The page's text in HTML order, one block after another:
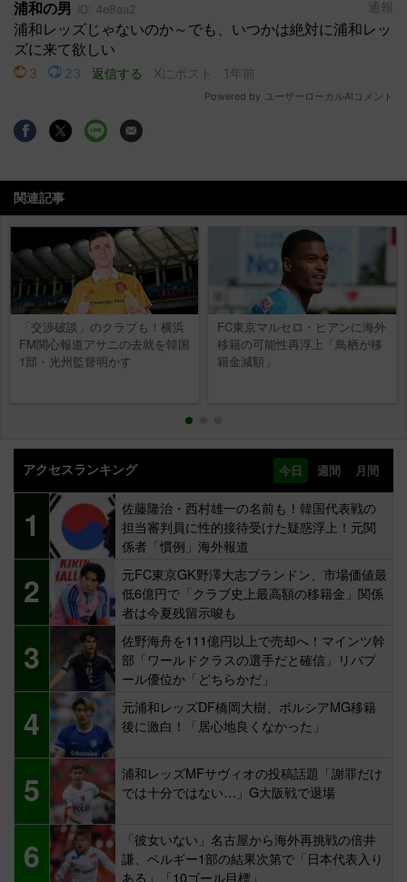
関連記事
「交渉破談」のクラブも！横浜
FM関心報道アサニの去就を韓国
1部・光州監督明かす
FC東京マルセロ・ヒアンに海外
移籍の可能性再浮上「鳥栖が移
籍金減額」
アクセスランキング 今日 週間 月間
1
佐藤隆治・西村雄一の名前も！韓国代表戦の
担当審判員に性的接待受けた疑惑浮上！元関
係者「慣例」海外報道
2
元FC東京GK野澤大志ブランドン、市場価値最
低6億円で「クラブ史上最高額の移籍金」関係
者は今夏残留示唆も
3
佐野海舟を111億円以上で売却へ！マインツ幹
部「ワールドクラスの選手だと確信」リバプ
ール優位か「どちらかだ」
4
元浦和レッズDF橋岡大樹、ボルシアMG移籍
後に激白！「居心地良くなかった」
5
浦和レッズMFサヴィオの投稿話題「謝罪だけ
では十分ではない…」G大阪戦で退場
6
「彼女いない」名古屋から海外再挑戦の倍井
謙、ベルギー1部の結果次第で「日本代表入り
ある」「10ゴール目標」